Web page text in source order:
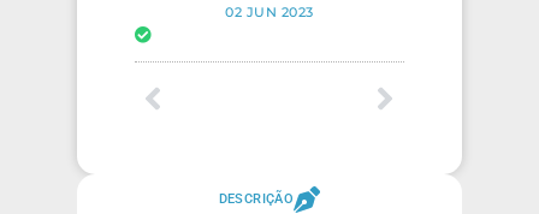
02 JUN 2023
DESCRIÇÃO